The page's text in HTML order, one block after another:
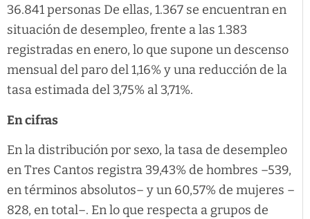
36.841 personas De ellas, 1.367 se encuentran en
situación de desempleo, frente a las 1.383
registradas en enero, lo que supone un descenso
mensual del paro del 1,16% y una reducción de la
tasa estimada del 3,75% al 3,71%.
En cifras
En la distribución por sexo, la tasa de desempleo
en Tres Cantos registra 39,43% de hombres –539,
en términos absolutos– y un 60,57% de mujeres –
828, en total–. En lo que respecta a grupos de